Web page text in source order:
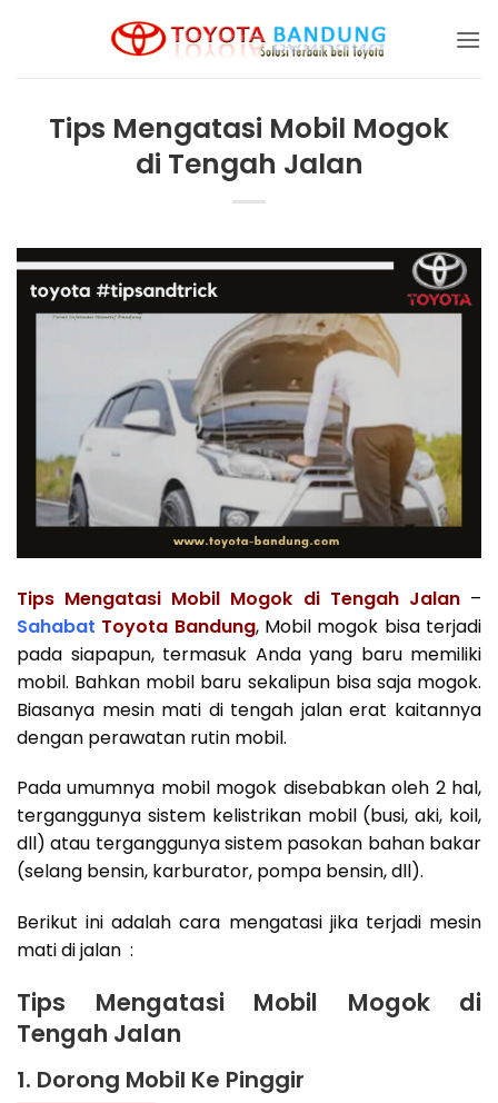
Tips Mengatasi Mobil Mogok
di Tengah Jalan
Tips Mengatasi Mobil Mogok di Tengah Jalan–
Sahabat Toyota Bandung, Mobil mogok bisa terjadi
pada siapapun, termasuk Anda yang baru memiliki
mobil. Bahkan mobil baru sekalipun bisa saja mogok.
Biasanya mesin mati di tengah jalan erat kaitannya
dengan perawatan rutin mobil.
Pada umumnya mobil mogok disebabkan oleh 2 hal,
terganggunya sistem kelistrikan mobil (busi, aki, koil,
dll) atau terganggunya sistem pasokan bahan bakar
(selang bensin, karburator, pompa bensin, dll).
Berikut ini adalah cara mengatasi jika terjadi mesin
mati di jalan :
Tips Mengatasi Mobil Mogok di
Tengah Jalan
1. Dorong Mobil Ke Pinggir